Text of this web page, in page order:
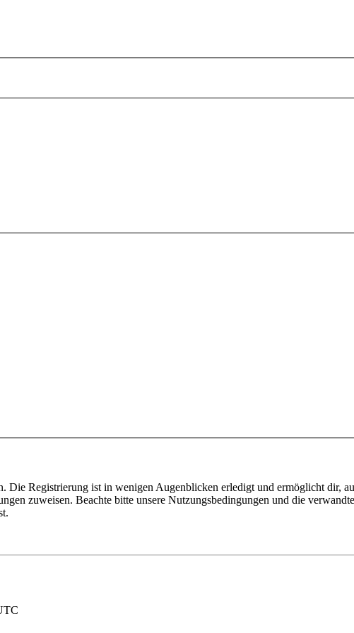
Die Registrierung ist in wenigen Augenblicken erledigt und ermöglicht dir,
zuweisen. Beachte bitte unsere Nutzungsbedingungen und die